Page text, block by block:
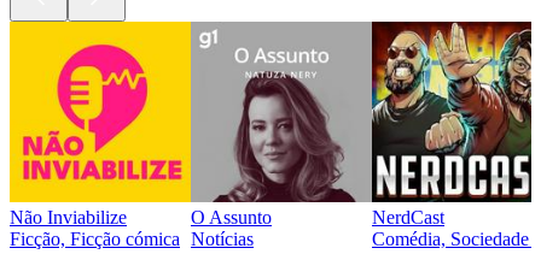
Não Inviabilize
Ficção, Ficção cómica
O Assunto
Notícias
NerdCast
Comédia, Sociedade